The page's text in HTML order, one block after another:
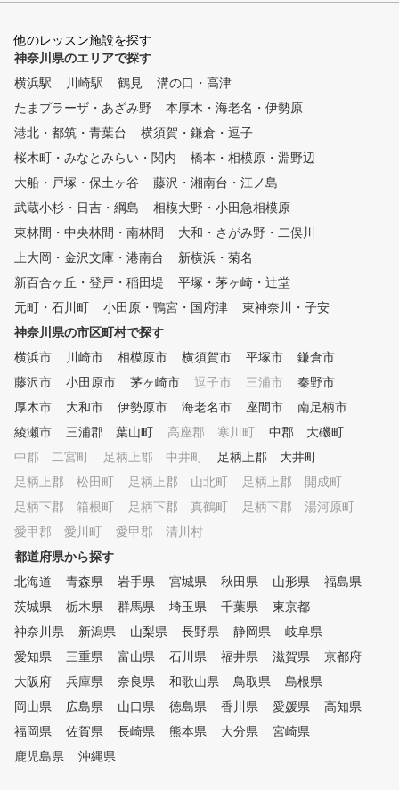
グレッスン 弊社のレッスンプ
ロは最新のスイング理論を元に
適のスイング理論をご提案する
ことで上達をサポートします。
■POINT３ クラブフィッティ
ング 現在のクラブが合ってい
るか、レッスンプロがチェック
いたします。また、次のステッ
わせてご提案いたします。 ■P
OINT４ 筋力・柔軟性 ゴルフ
に必要な筋力は他のスポーツと
異なって限られています。ご自
宅でも簡単にできるトレーニン
グメニューも合わせて提案しま
メント ほとんどのゴルファー
がこの部分でスコアをロスして
います。スコアアップに重要な
コースマネジメントやメンタル
トレーニング含めてレッスンい
たします。
基づいた指導で確実な上
見直したい方、スコア改
距離アップを目指す方、
他のレッスン施設を探す
神奈川県のエリアで探す
横浜駅
川崎駅 鶴見
溝の口・高津
たまプラーザ・あざみ野
本厚木・海老名・伊勢原
港北・都筑・青葉台
横須賀・鎌倉・逗子
桜木町・みなとみらい・関内
橋本・相模原・淵野辺
大船・戸塚・保土ヶ谷
藤沢・湘南台・江ノ島
武蔵小杉・日吉・綱島
相模大野・小田急相模原
東林間・中央林間・南林間
大和・さがみ野・二俣川
上大岡・金沢文庫・港南台
新横浜・菊名
新百合ヶ丘・登戸・稲田堤
平塚・茅ヶ崎・辻堂
元町・石川町
小田原・鴨宮・国府津
東神奈川・子安
神奈川県の市区町村で探す
横浜市
川崎市 相模原市 横須賀市 平塚市
鎌倉市
藤沢市
小田原市 茅ヶ崎市 逗子市 三浦市
秦野市
厚木市
大和市 伊勢原市 海老名市 座間市
南足柄市
綾瀬市
三浦郡 葉山町 高座郡 寒川町
中郡 大磯町
中郡 二宮町
足柄上郡 中井町
足柄上郡 大井町
足柄上郡 松田町
足柄上郡 山北町
足柄上郡 開成町
足柄下郡 箱根町
足柄下郡 真鶴町
足柄下郡 湯河原町
愛甲郡 愛川町
愛甲郡 清川村
都道府県から探す
北海道
青森県 岩手県 宮城県 秋田県 山形県
福島県
茨城県
栃木県 群馬県 埼玉県 千葉県
東京都
神奈川県
新潟県 山梨県 長野県 静岡県
岐阜県
愛知県
三重県 富山県 石川県 福井県 滋賀県
京都府
大阪府
兵庫県 奈良県 和歌山県 鳥取県
島根県
岡山県
広島県 山口県 徳島県 香川県 愛媛県
高知県
福岡県
佐賀県 長崎県 熊本県 大分県
宮崎県
鹿児島県
沖縄県